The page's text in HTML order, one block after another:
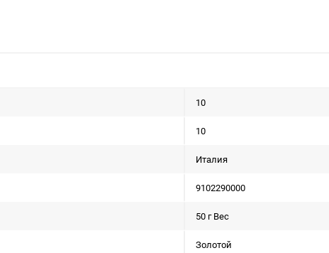
10
10
Италия
9102290000
50 г Вес
Золотой